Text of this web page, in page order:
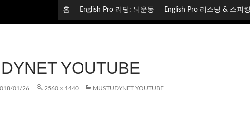
홈 English Pro 리딩: 뇌운동 English Pro 리스닝 & 스피킹
YOUTUBE
01/26 2560 × 1440 MUSTUDYNET YOUTUBE